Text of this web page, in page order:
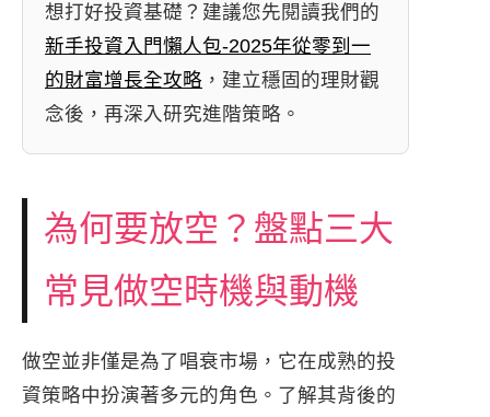
想打好投資基礎？建議您先閱讀我們的
新手投資入門懶人包-2025年從零到一
的財富增長全攻略 ，建立穩固的理財觀
念後，再深入研究進階策略。
為何要放空？盤點三大
常見做空時機與動機
做空並非僅是為了唱衰市場，它在成熟的投
資策略中扮演著多元的角色。了解其背後的